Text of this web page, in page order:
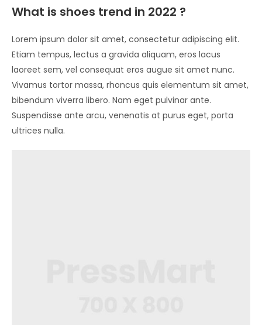
What is shoes trend in 2022 ?
Lorem ipsum dolor sit amet, consectetur adipiscing elit.
Etiam tempus, lectus a gravida aliquam, eros lacus
laoreet sem, vel consequat eros augue sit amet nunc.
Vivamus tortor massa, rhoncus quis elementum sit amet,
bibendum viverra libero. Nam eget pulvinar ante.
Suspendisse ante arcu, venenatis at purus eget, porta
ultrices nulla.